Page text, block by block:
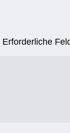
Erforderliche